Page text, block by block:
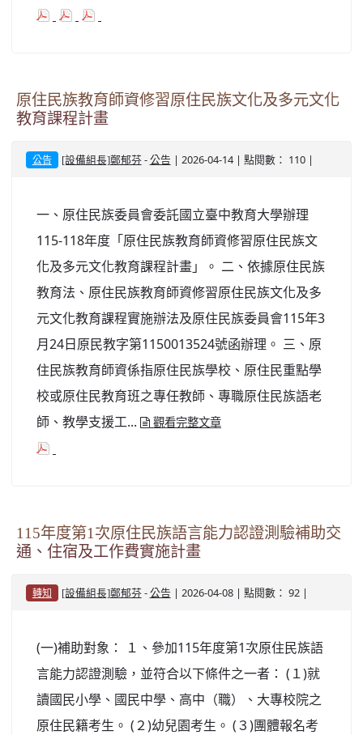
原住民族教育師資修習原住民族文化及多元文化
教育課程計畫
公告 [設備組長]鄭郁芬- 公告 | 2026-04-14 | 點閱數： 110 |
一、原住民族委員會委託國立臺中教育大學辦理
115-118年度「原住民族教育師資修習原住民族文
化及多元文化教育課程計畫」。 二、依據原住民族
教育法、原住民族教育師資修習原住民族文化及多
元文化教育課程實施辦法及原住民族委員會115年3
月24日原民教字第1150013524號函辦理。 三、原
住民族教育師資係指原住民族學校、原住民重點學
校或原住民教育班之專任教師、專職原住民族語老
師、教學支援工...
觀看完整文章
115年度第1次原住民族語言能力認證測驗補助交
通、住宿及工作費實施計畫
轉知 [設備組長]鄭郁芬- 公告 | 2026-04-08 | 點閱數： 92 |
(一)補助對象： １、參加115年度第1次原住民族語
言能力認證測驗，並符合以下條件之一者： (１)就
讀國民小學、國民中學、高中（職）、大專校院之
原住民籍考生。 (２)幼兒園考生。 (３)團體報名考